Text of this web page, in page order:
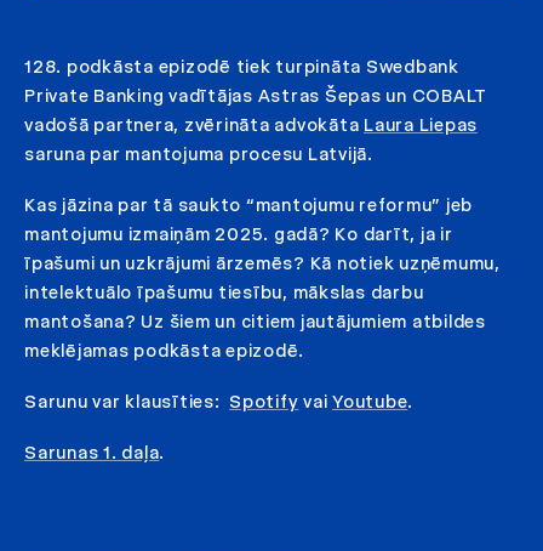
128. podkāsta epizodē tiek turpināta Swedbank
Private Banking vadītājas Astras Šepas un COBALT
vadošā partnera, zvērināta advokāta Laura Liepas
saruna par mantojuma procesu Latvijā.
Kas jāzina par tā saukto “mantojumu reformu” jeb
mantojumu izmaiņām 2025. gadā? Ko darīt, ja ir
īpašumi un uzkrājumi ārzemēs? Kā notiek uzņēmumu,
intelektuālo īpašumu tiesību, mākslas darbu
mantošana? Uz šiem un citiem jautājumiem atbildes
meklējamas podkāsta epizodē.
Sarunu var klausīties: Spotify vai Youtube.
Sarunas 1. daļa.